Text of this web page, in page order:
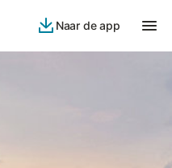
Naar de app